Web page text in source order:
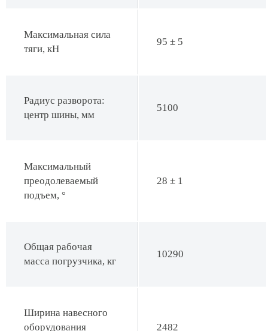
Максимальная сила
тяги, кН
95 ± 5
Радиус разворота:
центр шины, мм
5100
Максимальный
преодолеваемый
подъем, °
28 ± 1
Общая рабочая
масса погрузчика, кг
10290
Ширина навесного
оборудования
2482